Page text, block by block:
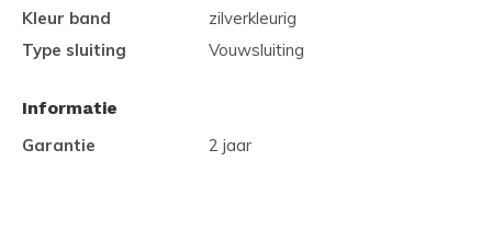
Kleur band
zilverkleurig
Type sluiting
Vouwsluiting
Informatie
Garantie
2 jaar